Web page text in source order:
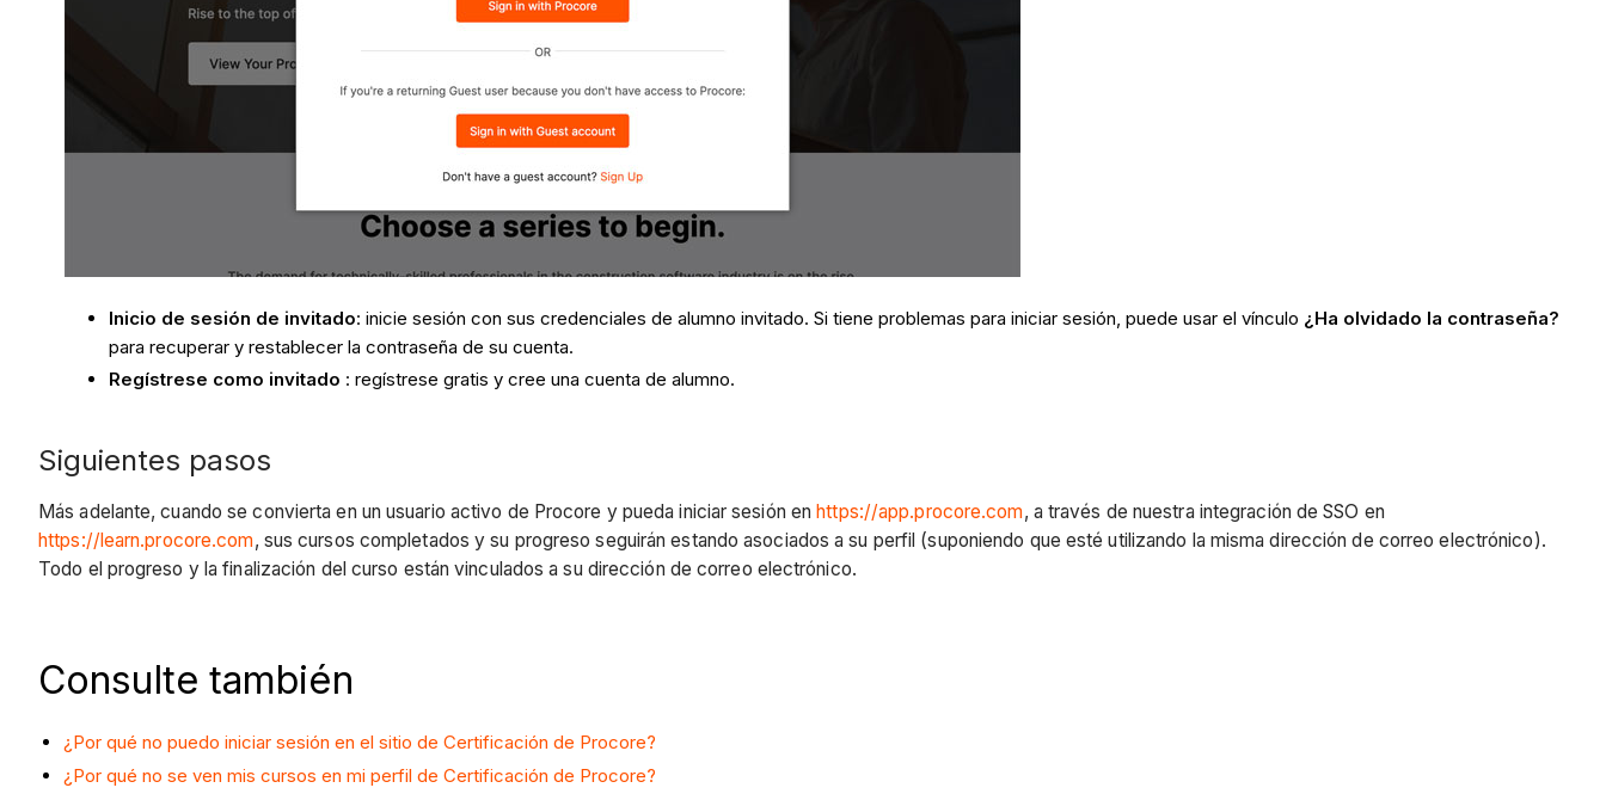
Inicio de sesión de invitado: inicie sesión con sus credenciales de alumno invitado. Si tiene problemas para iniciar sesión, puede usar el vínculo ¿Ha olvidado la contraseña?
para recuperar y restablecer la contraseña de su cuenta.
Regístrese como invitado : regístrese gratis y cree una cuenta de alumno.
Siguientes pasos
Más adelante, cuando se convierta en un usuario activo de Procore y pueda iniciar sesión enhttps://app.procore.com, a través de nuestra integración de SSO en
https://learn.procore.com, sus cursos completados y su progreso seguirán estando asociados a su perfil (suponiendo que esté utilizando la misma dirección de correo electrónico).
Todo el progreso y la finalización del curso están vinculados a su dirección de correo electrónico.
Consulte también
¿Por qué no puedo iniciar sesión en el sitio de Certificación de Procore?
¿Por qué no se ven mis cursos en mi perfil de Certificación de Procore?